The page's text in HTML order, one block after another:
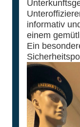
informativ
einem
Ein